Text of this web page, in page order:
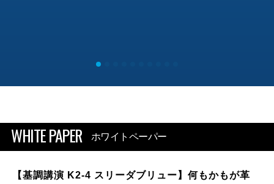
WHITE PAPER ホワイトペーパー
【基調講演 K2-4 スリーダブリュー】何もかもが革